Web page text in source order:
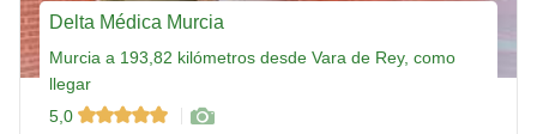
Delta Médica Murcia
Murcia a 193,82 kilómetros desde Vara de Rey, como
llegar
5,0